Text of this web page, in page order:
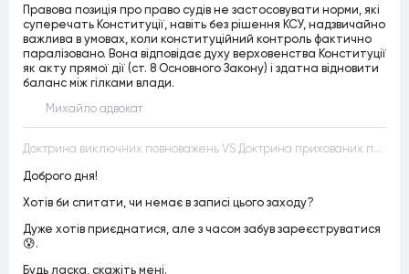
Правова позиція про право судів не застосовувати норми, які
суперечать Конституції, навіть без рішення КСУ, надзвичайно
важлива в умовах, коли конституційний контроль фактично
паралізовано. Вона відповідає духу верховенства Конституції
як акту прямої дії (ст. 8 Основного Закону) і здатна відновити
баланс між гілками влади.
Михайло адвокат
Доктрина виключних повноважень VS Доктрина прихованих повноважень
Доброго дня!
Хотів би спитати, чи немає в записі цього заходу?
Дуже хотів приєднатися, але з часом забув зареєструватися
😰.
Будь ласка, скажіть мені.